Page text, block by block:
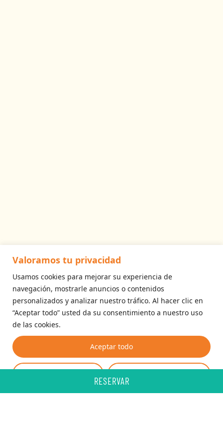
Valoramos tu privacidad
Usamos cookies para mejorar su experiencia de
navegación, mostrarle anuncios o contenidos
personalizados y analizar nuestro tráfico. Al hacer clic en
“Aceptar todo” usted da su consentimiento a nuestro uso
de las cookies.
Aceptar todo
RESERVAR